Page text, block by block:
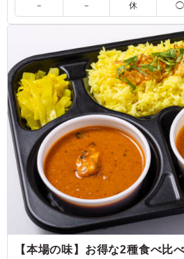
※ご飯の種類を下記プルダウンより
※クラシックプリン・クラシックプ
追加は「ご飯の量」プルダウンより
5.0 関東甲信越保温保冷工業協会
とにかく彩りがキレイで、お弁当
念を覆してくれるものでした。個
ていたソースが美味しくて好きで
手配する会議のうちでは）若手の
ンジしたお弁当でしたが、年代の
てもらえました。パエリアもあっ
を選ばないかと思います。メイン
で食べでのあるお弁当でした。
ご利用シーン：会議・セミナー›ラン
東京都台東区浅草橋2026/07/29
－ － 休 ◯
【本場の味】お得な2種食べ比